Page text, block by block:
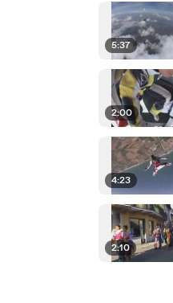
5:37
2:00
4:23
2:10